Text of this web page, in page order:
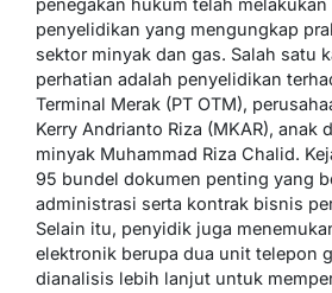
penyelidikan yang mengungkap
sektor minyak dan gas. Salah satu
perhatian adalah penyelidikan
Terminal Merak (PT OTM),
Kerry Andrianto Riza (MKAR), anak
minyak Muhammad Riza Chalid.
95 bundel dokumen penting yang
administrasi serta kontrak bisnis
Selain itu, penyidik juga
elektronik berupa dua unit telepon
dianalisis lebih lanjut untuk